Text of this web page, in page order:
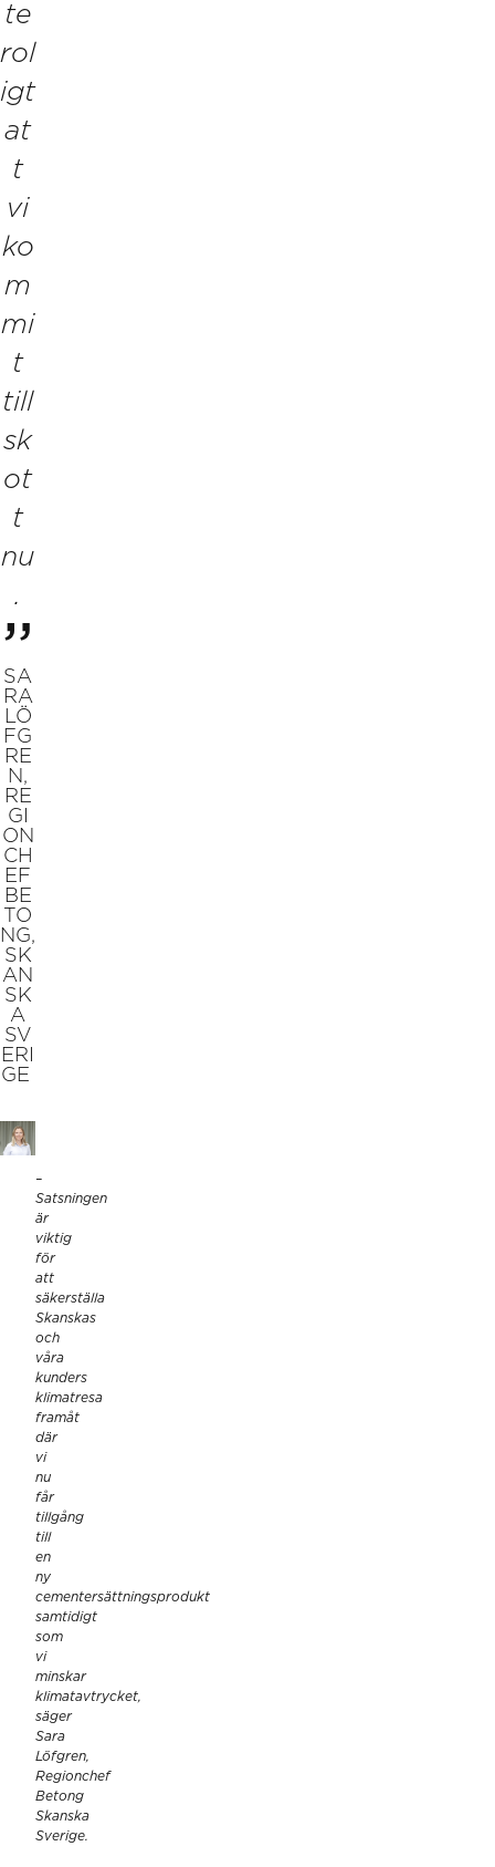
te
rol
igt
at
t
vi
ko
m
mi
t
till
sk
ot
t
nu
.
SA
RA
LÖ
FG
RE
N,
RE
GI
ON
CH
EF
BE
TO
NG,
SK
AN
SK
A
SV
ERI
GE
–
Satsningen
är
viktig
för
att
säkerställa
Skanskas
och
våra
kunders
klimatresa
framåt
där
vi
nu
får
tillgång
till
en
ny
cementersättningsprodukt
samtidigt
som
vi
minskar
klimatavtrycket,
säger
Sara
Löfgren,
Regionchef
Betong
Skanska
Sverige.